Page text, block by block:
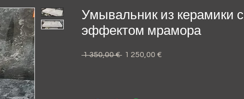
Умывальник из керамики с
эффектом мрамора
1 350,00 € Обычная
1 250,00 €